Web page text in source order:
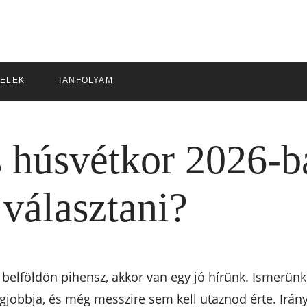
TANFOLYAM
2026-
pihensz, akkor van egy jó hírünk.
és még messzire sem kell utaznod érte.